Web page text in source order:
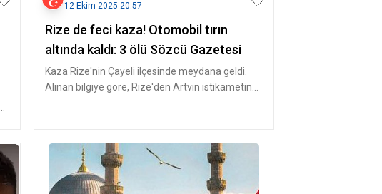
12 Ekim 2025 20:57
Rize de feci kaza! Otomobil tırın
altında kaldı: 3 ölü Sözcü Gazetesi
Kaza Rize'nin Çayeli ilçesinde meydana geldi.
Alınan bilgiye göre, Rize'den Artvin istikametine